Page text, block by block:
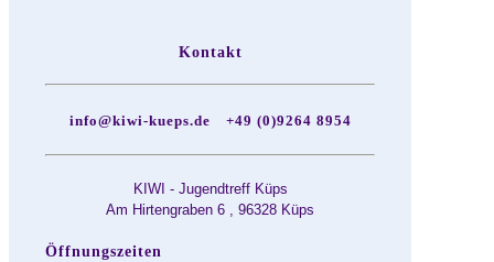
Kontakt
info@kiwi-kueps.de +49 (0)9264 8954
KIWI - Jugendtreff Küps
Am Hirtengraben 6 , 96328 Küps
Öffnungszeiten